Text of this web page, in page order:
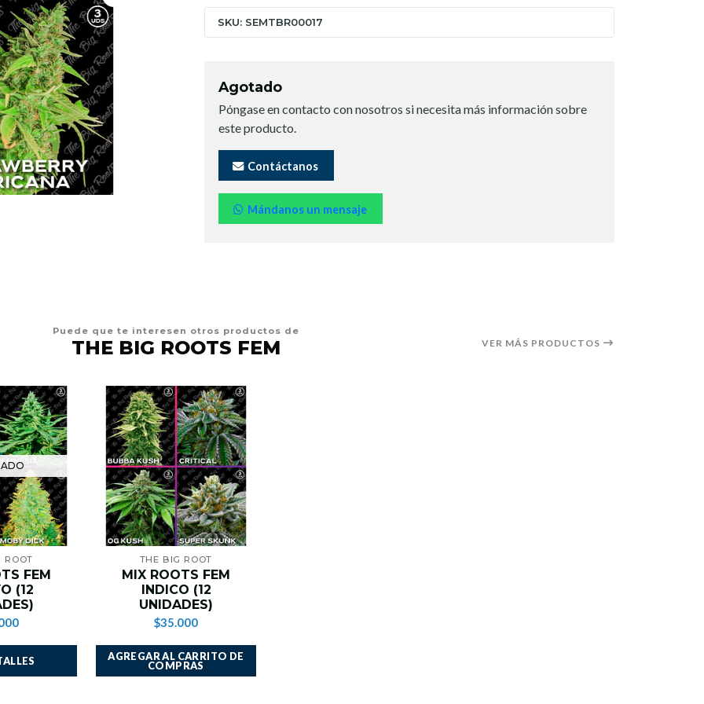
SKU: SEMTBR00017
Agotado
Póngase en contacto con nosotros si necesita más información sobre
este producto.
Contáctanos
Mándanos un mensaje
Puede que te interesen otros productos de
THE BIG ROOTS FEM VER MÁS PRODUCTOS
ROOT
FEM
(12
THE BIG ROOT
MIX ROOTS FEM
INDICO (12
UNIDADES)
$35.000
AGREGAR AL CARRITO DE
COMPRAS